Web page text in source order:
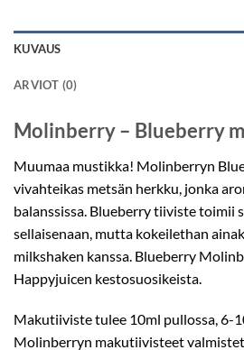
KUVAUS
ARVIOT (0)
Molinberry – Blueberry
Muumaa mustikka! Molinberryn
vivahteikas metsän herkku, jonka
balanssissa. Blueberry tiiviste toimii
sellaisenaan, mutta kokeilethan
milkshaken kanssa. Blueberry
Happyjuicen kestosuosikeista.
Makutiiviste tulee 10ml pullossa, 6-
Molinberryn makutiivisteet